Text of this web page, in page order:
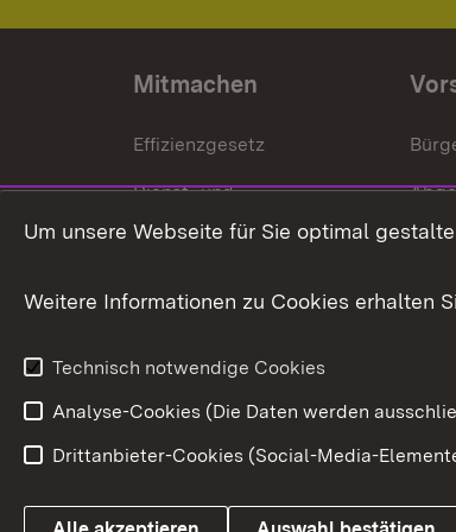
Mitmachen
Effizienzgesetz
Dienst- und
Versorgungsbezüge
Weitere
Um unsere Webseite für Sie optimal
Weitere Informationen zu Cookies erhalten
Technisch notwendige Cookies
Analyse-Cookies (Die Daten werden
Drittanbieter-Cookies (Social-Media-